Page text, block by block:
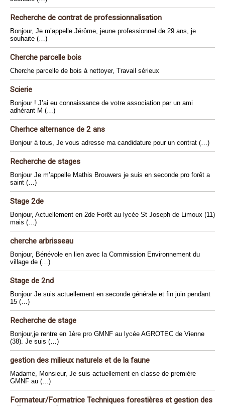
Recherche de contrat de professionnalisation
Bonjour, Je m’appelle Jérôme, jeune professionnel de 29 ans, je
souhaite (…)
Cherche parcelle bois
Cherche parcelle de bois à nettoyer, Travail sérieux
Scierie
Bonjour ! J’ai eu connaissance de votre association par un ami
adhérant M (…)
Cherhce alternance de 2 ans
Bonjour à tous, Je vous adresse ma candidature pour un contrat (…)
Recherche de stages
Bonjour Je m’appelle Mathis Brouwers je suis en seconde pro forêt a
saint (…)
Stage 2de
Bonjour, Actuellement en 2de Forêt au lycée St Joseph de Limoux (11)
mais (…)
cherche arbrisseau
Bonjour, Bénévole en lien avec la Commission Environnement du
village de (…)
Stage de 2nd
Bonjour Je suis actuellement en seconde générale et fin juin pendant
15 (…)
Recherche de stage
Bonjour,je rentre en 1ère pro GMNF au lycée AGROTEC de Vienne
(38). Je suis (…)
gestion des milieux naturels et de la faune
Madame, Monsieur, Je suis actuellement en classe de première
GMNF au (…)
Formateur/Formatrice Techniques forestières et gestion des